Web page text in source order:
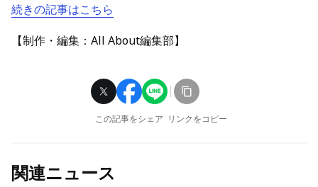
続きの記事はこちら
【制作・編集：All About編集部】
この記事をシェア リンクをコピー
関連ニュース